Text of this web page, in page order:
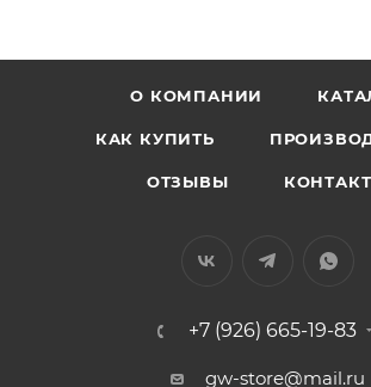
О КОМПАНИИ
КАК КУПИТЬ
ОТЗЫВЫ
+7 (926) 665-19-83
gw-store@mail.ru